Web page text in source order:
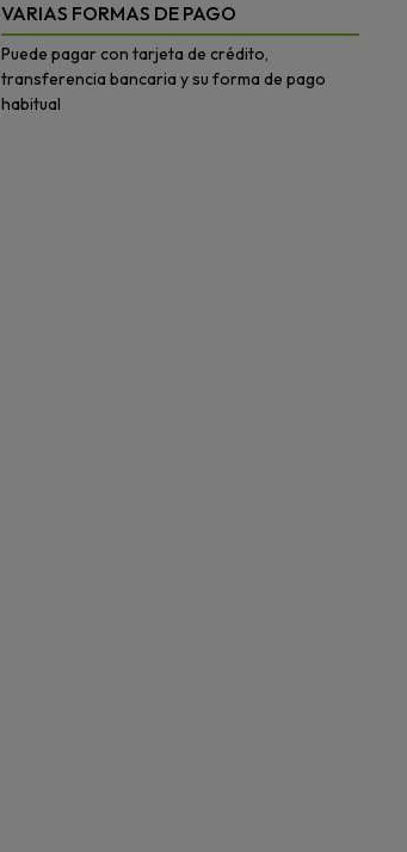
VARIAS FORMAS DE PAGO
Puede pagar con tarjeta de crédito,
transferencia bancaria y su forma de pago
habitual